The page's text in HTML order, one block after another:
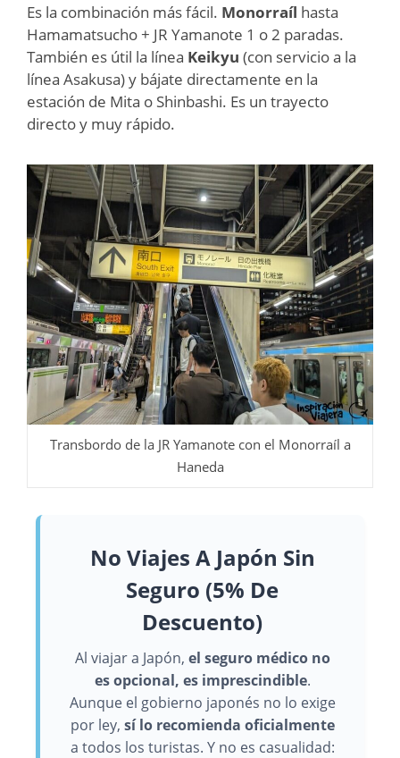
Es la combinación más fácil. Monorraíl hasta
Hamamatsucho + JR Yamanote 1 o 2 paradas.
También es útil la línea Keikyu (con servicio a la
línea Asakusa) y bájate directamente en la
estación de Mita o Shinbashi. Es un trayecto
directo y muy rápido.
Transbordo de la JR Yamanote con el Monorraíl a
Haneda
No Viajes A Japón Sin
Seguro (5% De
Descuento)
Al viajar a Japón, el seguro médico no
es opcional, es imprescindible.
Aunque el gobierno japonés no lo exige
por ley, sí lo recomienda oficialmente
a todos los turistas. Y no es casualidad: